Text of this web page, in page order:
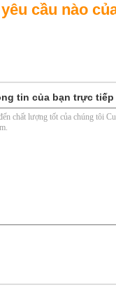
cầu nào
tin của bạn trực